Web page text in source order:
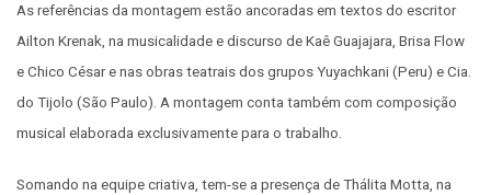
As referências da montagem estão ancoradas em textos do escritor
Ailton Krenak, na musicalidade e discurso de Kaê Guajajara, Brisa Flow
e Chico César e nas obras teatrais dos grupos Yuyachkani (Peru) e Cia.
do Tijolo (São Paulo). A montagem conta também com composição
musical elaborada exclusivamente para o trabalho.
Somando na equipe criativa, tem-se a presença de Thálita Motta, na